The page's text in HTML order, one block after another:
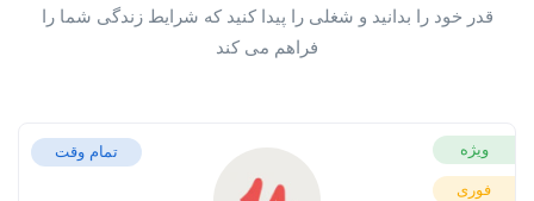
قدر خود را بدانید و شغلی را پیدا کنید که شرایط زندگی شما را
فراهم می کند
ویژه
فوری
تمام وقت